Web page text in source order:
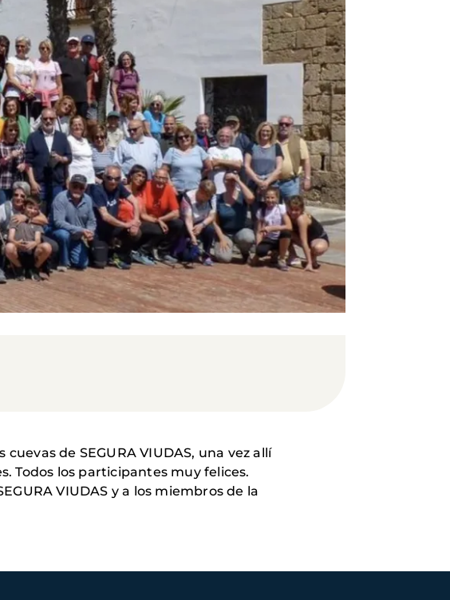
de SEGURA VIUDAS, una vez allí
Todos los participantes muy felices.
VIUDAS y a los miembros de la